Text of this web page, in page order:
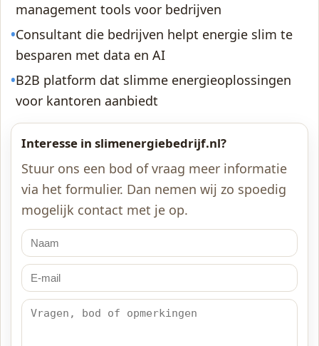
management tools voor bedrijven
•Consultant die bedrijven helpt energie slim te
besparen met data en AI
•B2B platform dat slimme energieoplossingen
voor kantoren aanbiedt
Interesse in slimenergiebedrijf.nl?
Stuur ons een bod of vraag meer informatie
via het formulier. Dan nemen wij zo spoedig
mogelijk contact met je op.